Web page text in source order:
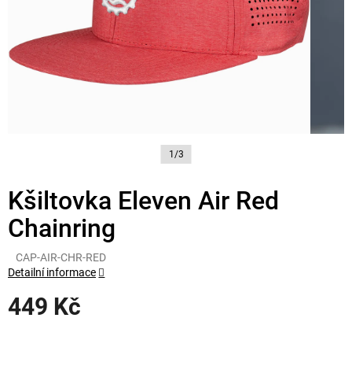
1/3
Kšiltovka Eleven Air Red
Chainring
CAP-AIR-CHR-RED
449 Kč
Detailní informace